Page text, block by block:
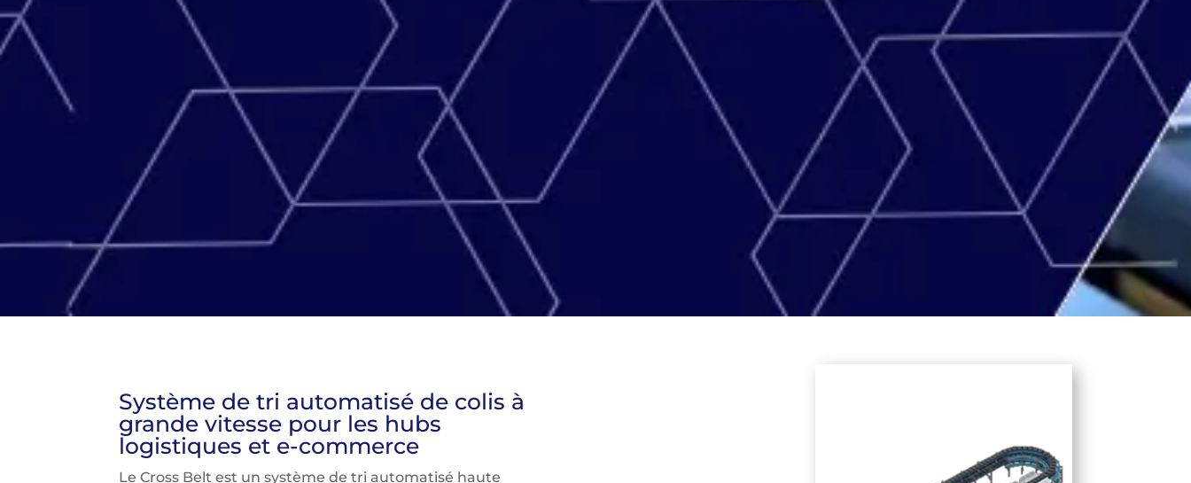
Système de tri automatisé de colis à
grande vitesse pour les hubs
logistiques et e-commerce
Le Cross Belt est un système de tri automatisé haute